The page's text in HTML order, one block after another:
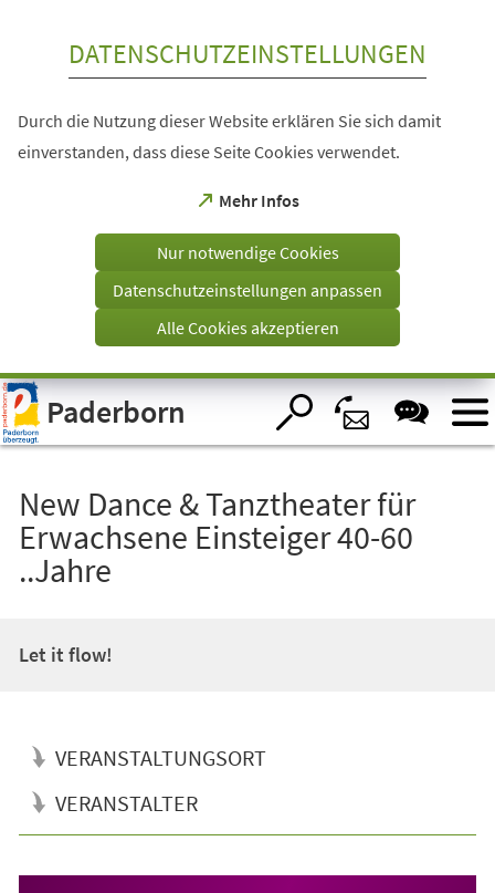
Visuelle
Assistenzsoftware
öffnen.
DATENSCHUTZEINSTELLUNGEN
Durch die Nutzung dieser Website erklären Sie sich damit
einverstanden, dass diese Seite Cookies verwendet.
Mehr Infos
(Öffnet
einem
Tab)
Nur notwendige Cookies
Datenschutzeinstellungen anpassen
Alle Cookies akzeptieren
Paderborn
New Dance & Tanztheater für
Erwachsene Einsteiger 40-60
..Jahre
Let it flow!
VERANSTALTUNGSORT
VERANSTALTER